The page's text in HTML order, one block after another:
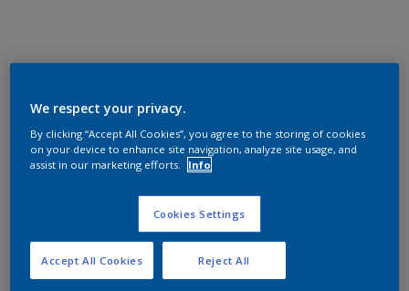
We respect your privacy.
By clicking “Accept All Cookies”, you agree to the storing of cookies
on your device to enhance site navigation, analyze site usage, and
assist in our marketing efforts.
Info
Cookies Settings
Reject All
Accept All Cookies